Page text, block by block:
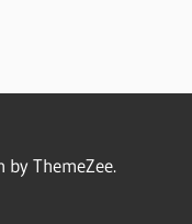
by ThemeZee.